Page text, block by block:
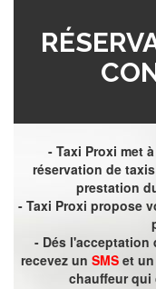
- Taxi Proxi met
réservation de
prestation
- Taxi Proxi propose
- Dés l'acceptation
recevez un SMSet un
chauffeur qui